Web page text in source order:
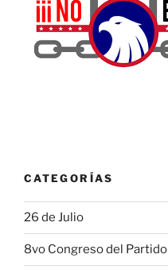
CATEGORÍAS
26 de Julio
8vo Congreso del